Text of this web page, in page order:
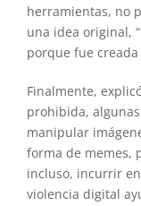
herramientas, no
una idea original,
porque fue
Finalmente,
prohibida,
manipular
forma de memes,
incluso, incurrir
violencia digital